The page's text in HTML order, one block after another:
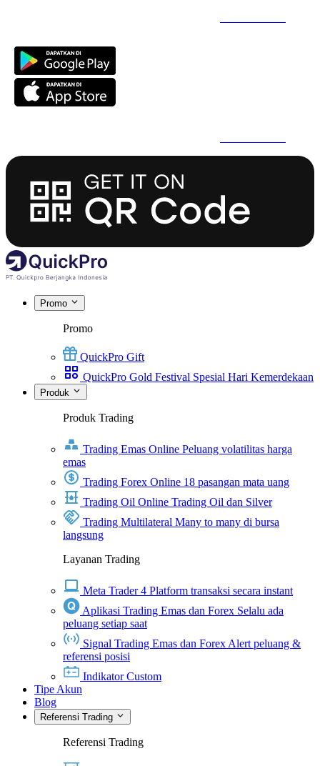
Promo
Promo
QuickPro Gift
QuickPro Gold Festival Spesial Hari Kemerdekaan
Produk
Produk Trading
Trading Emas Online Peluang volatilitas harga
emas
Trading Forex Online 18 pasangan mata uang
Trading Oil Online Trading Oil dan Silver
Trading Multilateral Many to many di bursa
langsung
Layanan Trading
Meta Trader 4 Platform transaksi secara instant
Aplikasi Trading Emas dan Forex Selalu ada
peluang setiap saat
Signal Trading Emas dan Forex Alert peluang &
referensi posisi
Indikator Custom
Tipe Akun
Blog
Referensi Trading
Referensi Trading